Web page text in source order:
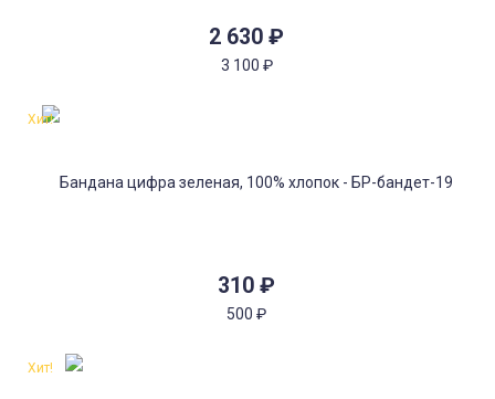
2 630 ₽
3 100 ₽
310 ₽
500 ₽
Хит!
Хит!